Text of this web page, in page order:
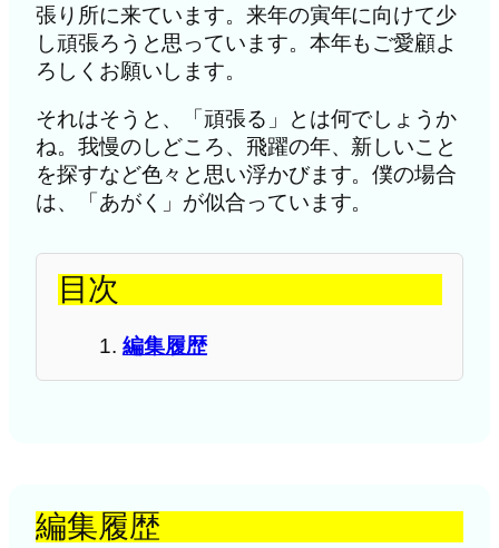
張り所に来ています。来年の寅年に向けて少
し頑張ろうと思っています。本年もご愛顧よ
ろしくお願いします。
それはそうと、「頑張る」とは何でしょうか
ね。我慢のしどころ、飛躍の年、新しいこと
を探すなど色々と思い浮かびます。僕の場合
は、「あがく」が似合っています。
目次
編集履歴
編集履歴